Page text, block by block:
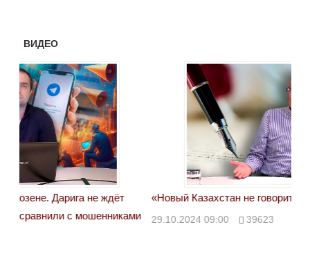
ВИДЕО
«Новый Казахстан не говорит всей правды»
29.10.2024 09:00 39623